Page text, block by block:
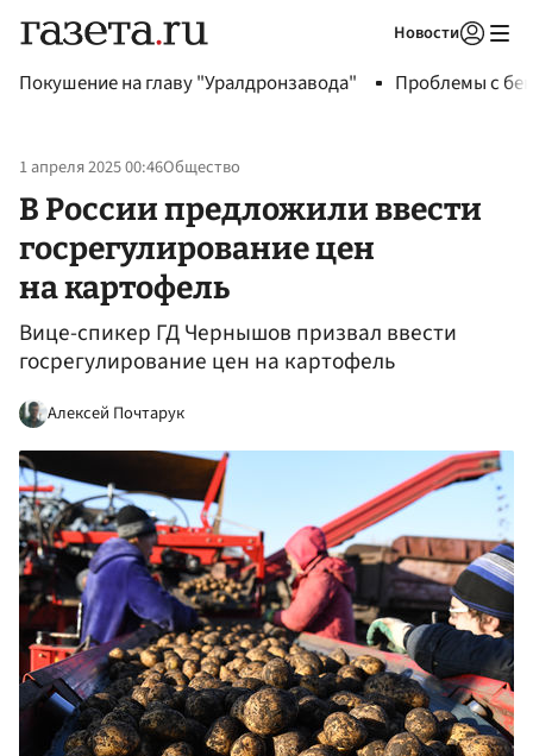
Новости
Покушение на главу "Уралдронзавода" Проблемы с
1 апреля 2025 00:46Общество
В России предложили ввести
госрегулирование цен
на картофель
Вице-спикер ГД Чернышов призвал ввести
госрегулирование цен на картофель
Алексей Почтарук